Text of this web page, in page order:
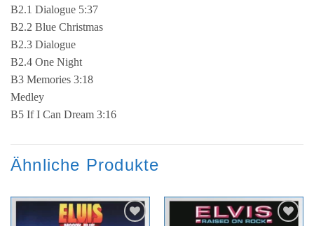
B2.1 Dialogue 5:37
B2.2 Blue Christmas
B2.3 Dialogue
B2.4 One Night
B3 Memories 3:18
Medley
B5 If I Can Dream 3:16
Ähnliche Produkte